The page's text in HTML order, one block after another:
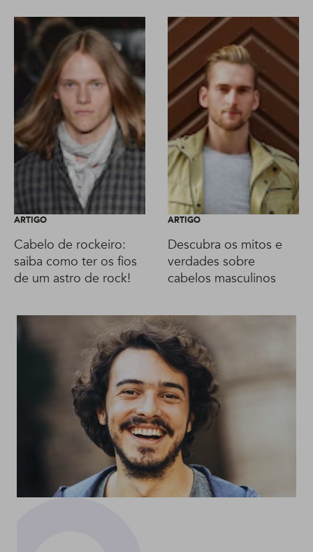
ARTIGO
Cabelo de rockeiro:
saiba como ter os fios
de um astro de rock!
ARTIGO
Descubra os mitos e
verdades sobre
cabelos masculinos